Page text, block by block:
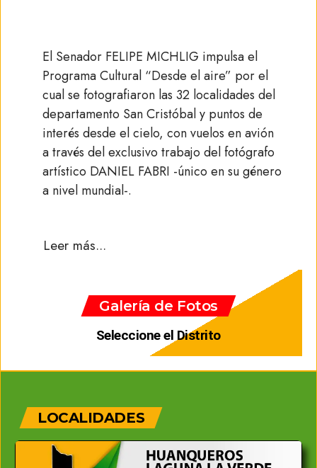
El Senador FELIPE MICHLIG impulsa el
Programa Cultural “Desde el aire” por el
cual se fotografiaron las 32 localidades del
departamento San Cristóbal y puntos de
interés desde el cielo, con vuelos en avión
a través del exclusivo trabajo del fotógrafo
artístico DANIEL FABRI -único en su género
a nivel mundial-.
Leer más...
Galería de Fotos
Seleccione el Distrito
LOCALIDADES